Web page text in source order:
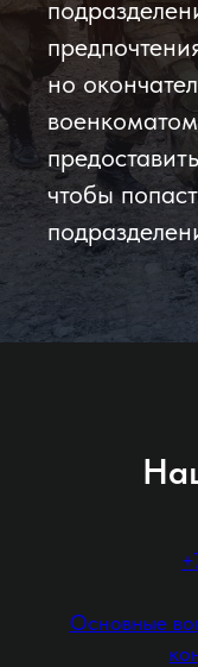
но
чтобы
Основные